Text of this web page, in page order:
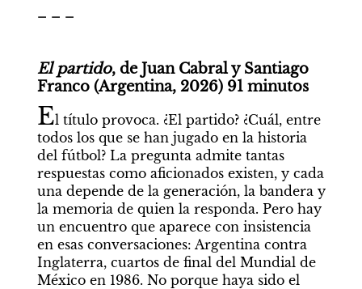
El partido, de Juan Cabral y Santiago
Franco (Argentina, 2026) 91 minutos
El título provoca. ¿El partido? ¿Cuál, entre
todos los que se han jugado en la historia
del fútbol? La pregunta admite tantas
respuestas como aficionados existen, y cada
una depende de la generación, la bandera y
la memoria de quien la responda. Pero hay
un encuentro que aparece con insistencia
en esas conversaciones: Argentina contra
Inglaterra, cuartos de final del Mundial de
México en 1986. No porque haya sido el